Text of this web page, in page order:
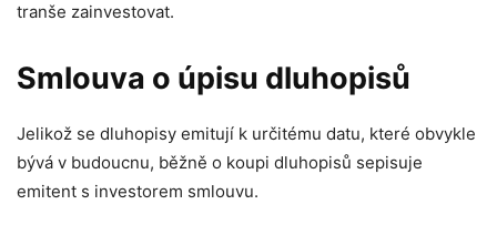
tranše zainvestovat.
Smlouva o úpisu dluhopisů
Jelikož se dluhopisy emitují k určitému datu, které obvykle
bývá v budoucnu, běžně o koupi dluhopisů sepisuje
emitent s investorem smlouvu.